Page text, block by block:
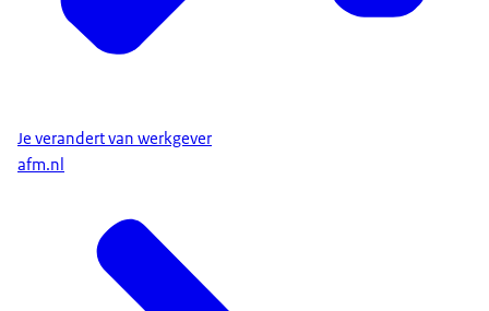
Je verandert van werkgever
afm.nl